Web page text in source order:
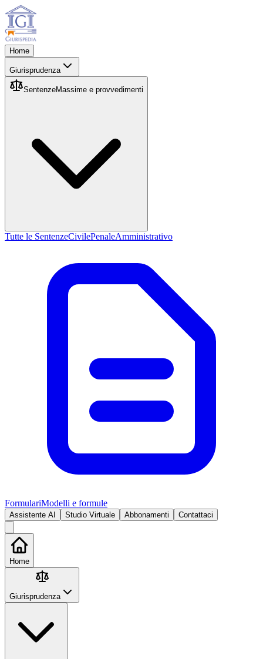
Home
Giurisprudenza
SentenzeMassime e provvedimenti
Tutte le SentenzeCivilePenaleAmministrativo
FormulariModelli e formule
Assistente AI Studio Virtuale Abbonamenti Contattaci
Home
Giurisprudenza